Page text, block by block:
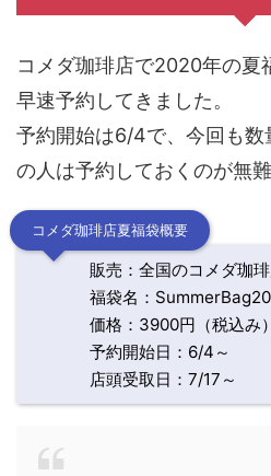
コメダ珈琲店で2020年の夏
早速予約してきました。
予約開始は6/4で、今回も数
の人は予約しておくのが無難
コメダ珈琲店夏福袋概要
販売：全国のコメダ珈
福袋名：
価格：3900円（税込み）
予約開始日：6/4～
店頭受取日：7/17～